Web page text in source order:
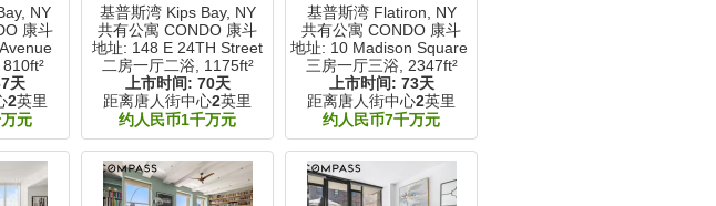
NY
康斗
810ft²
天
2英里
元
基普斯湾 Kips Bay, NY
共有公寓 CONDO 康斗
地址: 148 E 24TH Street
二房一厅二浴, 1175ft²
上市时间: 70天
距离唐人街中心2英里
约人民币1千万元
基普斯湾 Flatiron, NY
共有公寓 CONDO 康斗
地址: 10 Madison Square W
三房一厅三浴, 2347ft²
上市时间: 73天
距离唐人街中心2英里
约人民币7千万元